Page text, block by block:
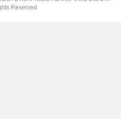
Rights Reserved